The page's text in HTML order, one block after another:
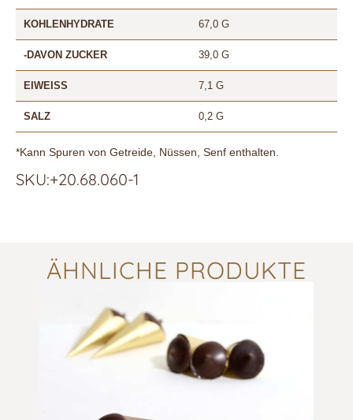
KOHLENHYDRATE 67,0 G
-DAVON ZUCKER 39,0 G
EIWEISS 7,1 G
SALZ 0,2 G
*Kann Spuren von Getreide, Nüssen, Senf enthalten.
SKU:+20.68.060-1
ÄHNLICHE PRODUKTE